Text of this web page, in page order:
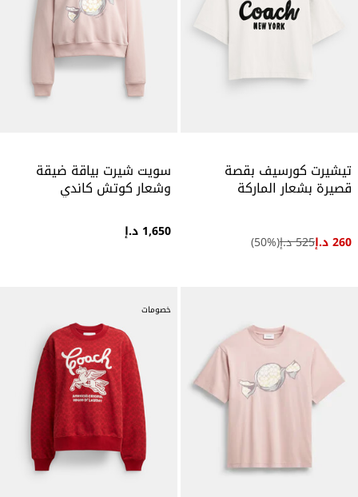
تيشيرت كورسيف بقصة
قصيرة بشعار الماركة
260 د.إ 525 د.إ (
50%)
سويت شيرت بياقة ضيقة
وشعار كوتش كاندي
1,650 د.إ
خصومات